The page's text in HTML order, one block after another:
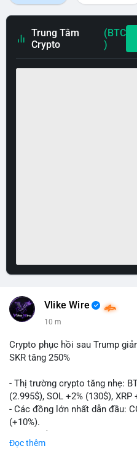
Trung Tâm
Crypto
(BTC
)
Vlike Wire
10 m
Crypto phục hồi sau Trump
SKR tăng 250%
- Thị trường crypto tăng nhẹ:
(2.995$), SOL +2% (130$), XRP
- Các đồng lớn nhất dẫn đầu:
(+10%).
hủy bỏ lệnh thuế EU.
Đọc thêm